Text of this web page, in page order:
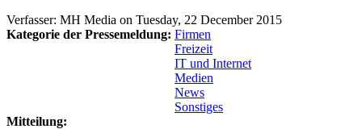
Verfasser: MH Media on Tuesday, 22 December 2015
Kategorie der Pressemeldung: Firmen
Freizeit
IT und Internet
Medien
News
Sonstiges
Mitteilung: